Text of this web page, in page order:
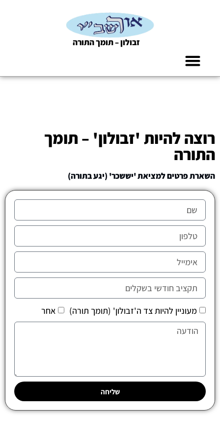
זבולון – תומך התורה
רוצה להיות 'זבולון' – תומך
התורה
השארת פרטים למציאת 'יששכר' (יגע בתורה)
מעוניין להיות צד ה'זבולון' (תומך תורה) אחר
שליחה